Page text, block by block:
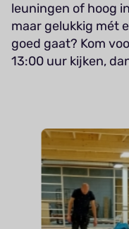
leuningen of hoog
maar gelukkig mét
goed gaat? Kom
13:00 uur kijken,